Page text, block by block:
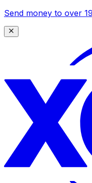
Send money to over